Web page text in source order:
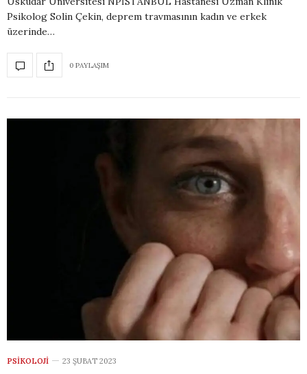
Psikolog Solin Çekin, deprem travmasının kadın ve erkek
üzerinde…
0 PAYLAŞIM
PSIKOLOJI 23 ŞUBAT 2023